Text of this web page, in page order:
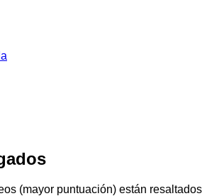
(mayor puntuación) están resaltados